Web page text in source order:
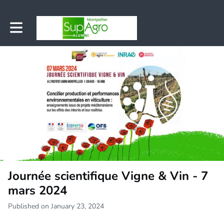
Toggle main navigation
Journée scientifique Vigne & Vin - 7
mars 2024
Published on January 23, 2024